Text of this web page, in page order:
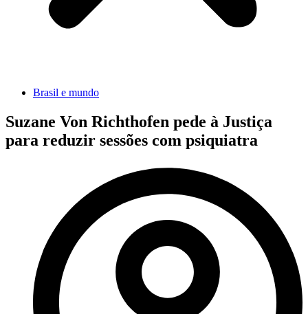
Brasil e mundo
Suzane Von Richthofen pede à Justiça
para reduzir sessões com psiquiatra